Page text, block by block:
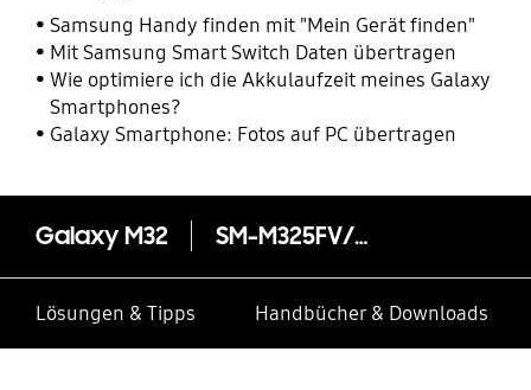
Samsung Handy finden mit "Mein Gerät finden"
Mit Samsung Smart Switch Daten übertragen
Wie optimiere ich die Akkulaufzeit meines Galaxy
Smartphones?
Galaxy Smartphone: Fotos auf PC übertragen
Galaxy M32 SM-M325FV/DS
Lösungen & Tipps Handbücher & Downloads